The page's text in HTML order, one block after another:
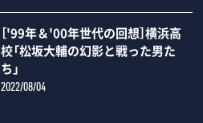
［'99年＆'00年世代の回想］横浜高
校「松坂大輔の幻影と戦った男た
ち」
2022/08/04